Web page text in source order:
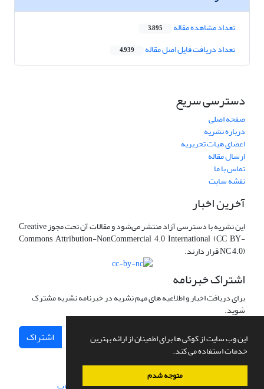
این وب سایت از کوکی ها برای اطمینان از ارائه بهترین
خدمات استفاده می کند.
متوجه شدم
تعداد مشاهده مقاله 3,895
تعداد دریافت فایل اصل مقاله 4,939
دسترسی سریع
صفحه اصلی
درباره نشریه
اعضای هیات تحریریه
ارسال مقاله
تماس با ما
نقشه سایت
آخرین اخبار
این نشریه با دسترسی آزاد منتشر می‌شود و مقالات آن تحت مجوز Creative
Commons Attribution-NonCommercial 4.0 International (CC BY-
NC 4.0) قرار دارند.
اشتراک خبرنامه
برای دریافت اخبار و اطلاعیه های مهم نشریه در خبرنامه نشریه مشترک
شوید.
اشتراک
سامانه مدیریت نشریات علمی.طراحی و پیاده سازی از سیناوب